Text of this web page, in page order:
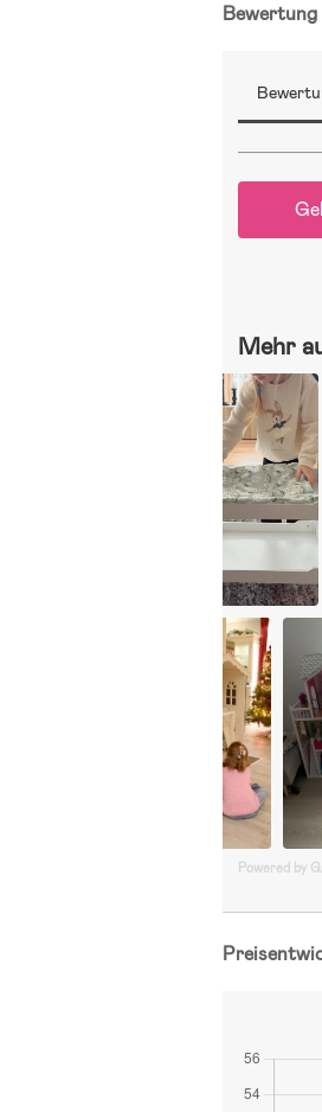
Bewertung
Mehr
Powered by